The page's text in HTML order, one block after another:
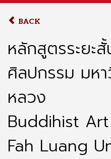
c
BACK
หลักสูตรระยะ
ศิลปกรรม มห
หลวง
Buddihist
Fah Luang